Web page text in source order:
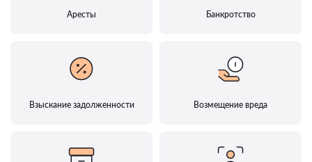
Аресты Банкротство
Взыскание задолженности Возмещение вреда